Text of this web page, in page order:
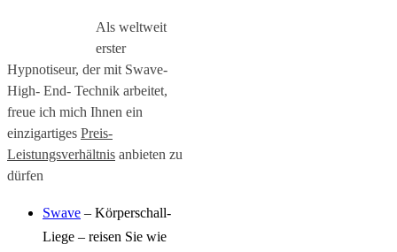
Als weltweit
erster
Hypnotiseur, der mit Swave-
High- End- Technik arbeitet,
freue ich mich Ihnen ein
einzigartiges Preis-
Leistungsverhältnis anbieten zu
dürfen
Swave – Körperschall-
Liege – reisen Sie wie